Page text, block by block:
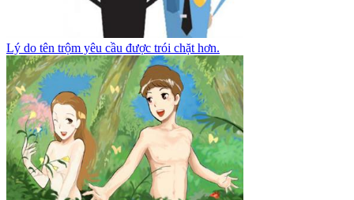
Lý do tên trộm yêu cầu được trói chặt hơn.